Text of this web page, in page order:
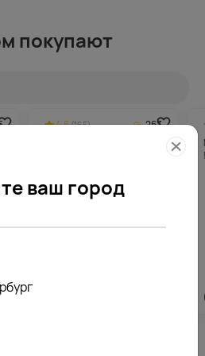
покупают
4.6(165)
263
ваш город